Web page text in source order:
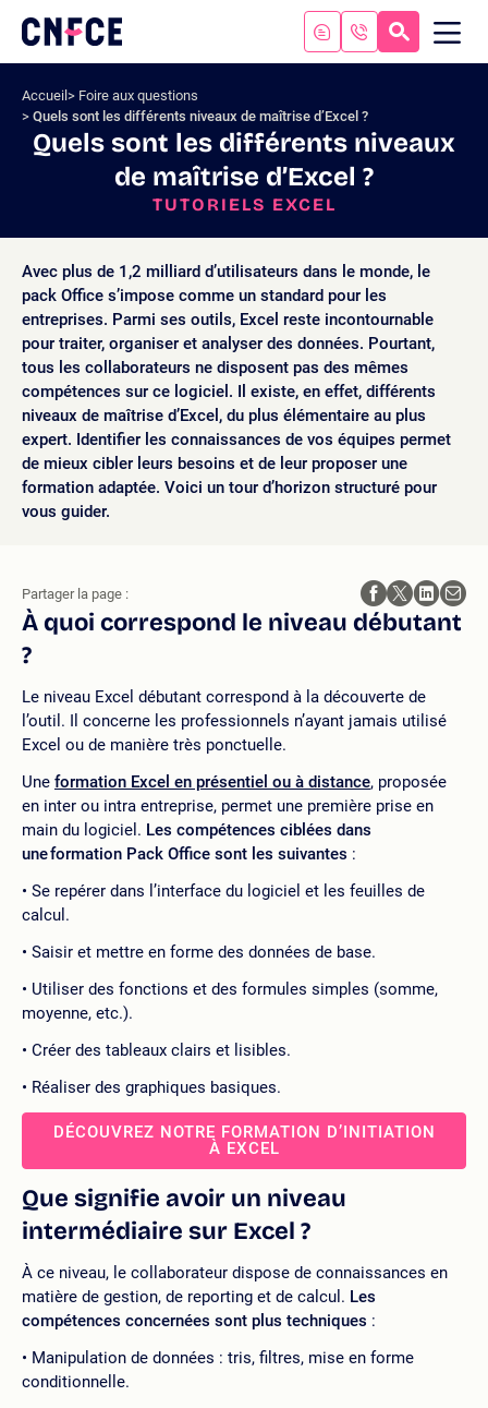
contenu
menu
Logo
site
Accueil
Foire aux questions
Quels sont les différents niveaux de maîtrise d’Excel ?
Quels sont les différents niveaux
de maîtrise d’Excel ?
TUTORIELS EXCEL
Avec plus de 1,2 milliard d’utilisateurs dans le monde, le
pack Office s’impose comme un standard pour les
entreprises. Parmi ses outils, Excel reste incontournable
pour traiter, organiser et analyser des données. Pourtant,
tous les collaborateurs ne disposent pas des mêmes
compétences sur ce logiciel. Il existe, en effet, différents
niveaux de maîtrise d’Excel, du plus élémentaire au plus
expert. Identifier les connaissances de vos équipes permet
de mieux cibler leurs besoins et de leur proposer une
formation adaptée. Voici un tour d’horizon structuré pour
vous guider.
À quoi correspond le niveau débutant
?
Le niveau Excel débutant correspond à la découverte de
l’outil. Il concerne les professionnels n’ayant jamais utilisé
Excel ou de manière très ponctuelle.
Une formation Excel en présentiel ou à distance, proposée
en inter ou intra entreprise, permet une première prise en
main du logiciel. Les compétences ciblées dans
une formation Pack Office sont les suivantes :
Se repérer dans l’interface du logiciel et les feuilles de
calcul.
Saisir et mettre en forme des données de base.
Utiliser des fonctions et des formules simples (somme,
moyenne, etc.).
Créer des tableaux clairs et lisibles.
Réaliser des graphiques basiques.
DÉCOUVREZ NOTRE FORMATION D’INITIATION
À EXCEL
Que signifie avoir un niveau
intermédiaire sur Excel ?
À ce niveau, le collaborateur dispose de connaissances en
matière de gestion, de reporting et de calcul. Les
compétences concernées sont plus techniques :
Manipulation de données : tris, filtres, mise en forme
conditionnelle.
Partager la page :